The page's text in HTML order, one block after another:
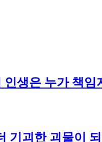
생은 누가 책임
기괴한 괴물이